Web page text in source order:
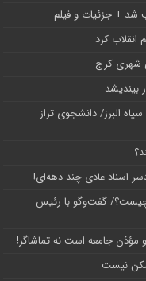
+ جزئیات و فیلم
بیندیشد
البرز/ دانشجوی تراز
اسناد عادی چند‌ دهه‌ای!
چیست؟/ گفت‌وگو با رئیس
جامعه است نه تماشاگر!
نیست